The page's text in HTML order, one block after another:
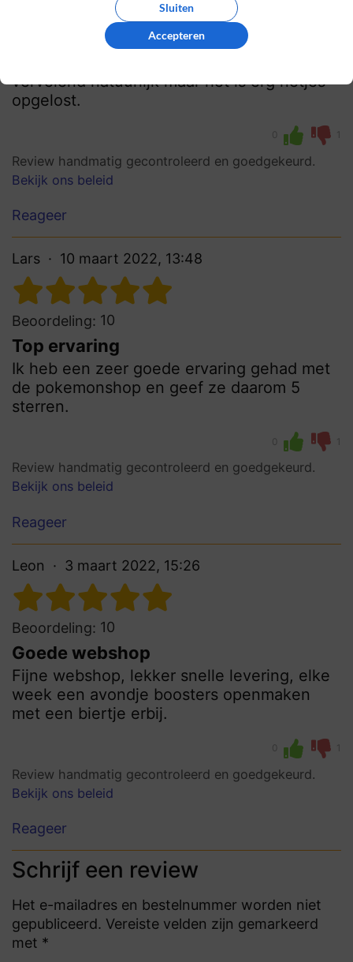
goed het probleem opgelost
Een gedeelte van mijn bestelling was
vervelend natuurlijk maar het is erg netjes
opgelost.
0 1
Review handmatig gecontroleerd en goedgekeurd.
Bekijk ons beleid
Reageer
Lars 10 maart 2022, 13:48
Beoordeling: 10
Top ervaring
Ik heb een zeer goede ervaring gehad met
de pokemonshop en geef ze daarom 5
sterren.
0 1
Review handmatig gecontroleerd en goedgekeurd.
Bekijk ons beleid
Reageer
Leon 3 maart 2022, 15:26
Beoordeling: 10
Goede webshop
Fijne webshop, lekker snelle levering, elke
week een avondje boosters openmaken
met een biertje erbij.
0 1
Review handmatig gecontroleerd en goedgekeurd.
Bekijk ons beleid
Reageer
Schrijf een review
Het e-mailadres en bestelnummer worden niet
gepubliceerd. Vereiste velden zijn gemarkeerd
met *
Sluiten
Accepteren